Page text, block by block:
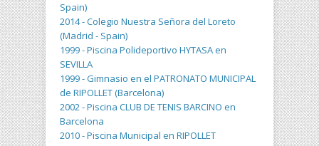
Spain)
2014 - Colegio Nuestra Señora del Loreto
(Madrid - Spain)
1999 - Piscina Polideportivo HYTASA en
SEVILLA
1999 - Gimnasio en el PATRONATO MUNICIPAL
de RIPOLLET (Barcelona)
2002 - Piscina CLUB DE TENIS BARCINO en
Barcelona
2010 - Piscina Municipal en RIPOLLET